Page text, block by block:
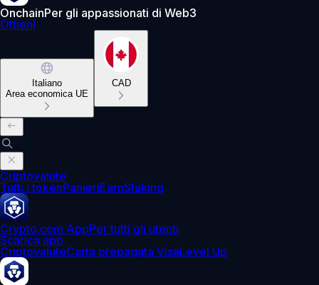
OnchainPer gli appassionati di Web3
Ottieni
Italiano
Area economica UE
CAD
Criptovalute
Tutti i tokenPanieriEarnStaking
Crypto.com AppPer tutti gli utenti
Scarica app
CriptovaluteCarta prepagata VisaLevel Up